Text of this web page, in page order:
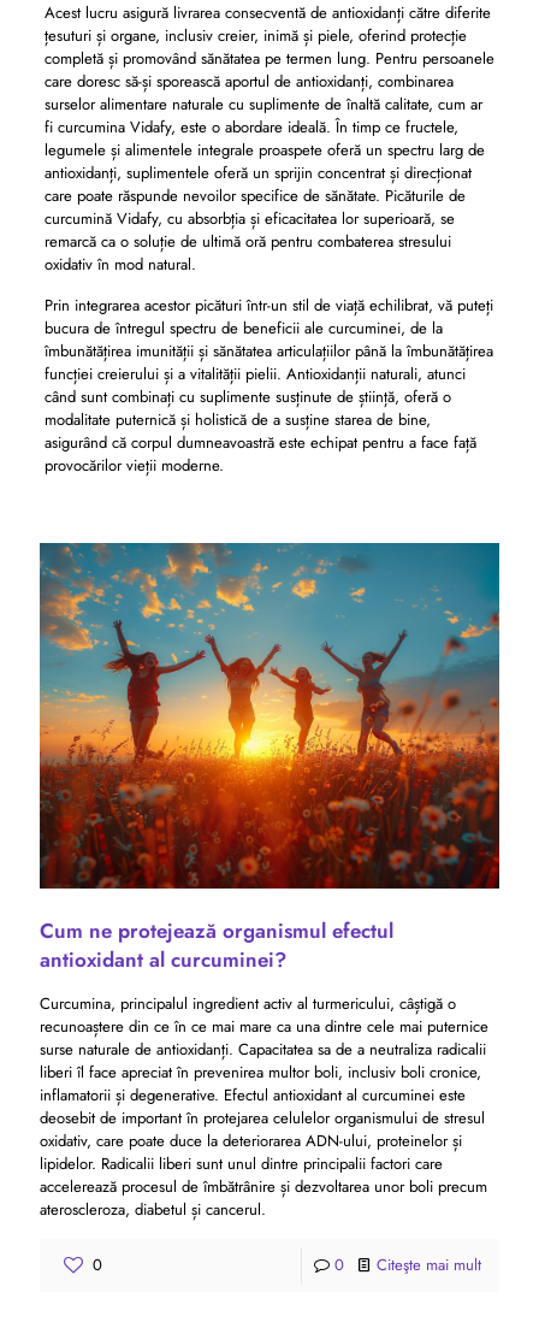
Acest lucru asigură livrarea consecventă de antioxidanți către diferite
țesuturi și organe, inclusiv creier, inimă și piele, oferind protecție
completă și promovând sănătatea pe termen lung. Pentru persoanele
care doresc să-și sporească aportul de antioxidanți, combinarea
surselor alimentare naturale cu suplimente de înaltă calitate, cum ar
fi curcumina Vidafy, este o abordare ideală. În timp ce fructele,
legumele și alimentele integrale proaspete oferă un spectru larg de
antioxidanți, suplimentele oferă un sprijin concentrat și direcționat
care poate răspunde nevoilor specifice de sănătate. Picăturile de
curcumină Vidafy, cu absorbția și eficacitatea lor superioară, se
remarcă ca o soluție de ultimă oră pentru combaterea stresului
oxidativ în mod natural.
Prin integrarea acestor picături într-un stil de viață echilibrat, vă puteți
bucura de întregul spectru de beneficii ale curcuminei, de la
îmbunătățirea imunității și sănătatea articulațiilor până la îmbunătățirea
funcției creierului și a vitalității pielii. Antioxidanții naturali, atunci
când sunt combinați cu suplimente susținute de știință, oferă o
modalitate puternică și holistică de a susține starea de bine,
asigurând că corpul dumneavoastră este echipat pentru a face față
provocărilor vieții moderne.
Cum ne protejează organismul efectul
antioxidant al curcuminei?
Curcumina, principalul ingredient activ al turmericului, câștigă o
recunoaștere din ce în ce mai mare ca una dintre cele mai puternice
surse naturale de antioxidanți. Capacitatea sa de a neutraliza radicalii
liberi îl face apreciat în prevenirea multor boli, inclusiv boli cronice,
inflamatorii și degenerative. Efectul antioxidant al curcuminei este
deosebit de important în protejarea celulelor organismului de stresul
oxidativ, care poate duce la deteriorarea ADN-ului, proteinelor și
lipidelor. Radicalii liberi sunt unul dintre principalii factori care
accelerează procesul de îmbătrânire și dezvoltarea unor boli precum
ateroscleroza, diabetul și cancerul.
0 0 Citeşte mai mult